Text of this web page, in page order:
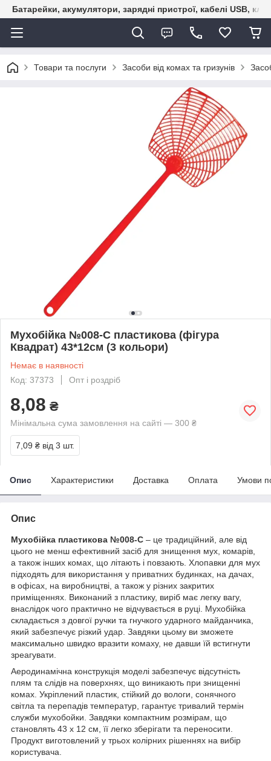
Батарейки, акумулятори, зарядні пристрої, кабелі USB,
Товари та послуги Засоби від комах та гризунів
Мухобійка №008-С пластикова (фігура
Квадрат) 43*12см (3 кольори)
Немає в наявності
Код: 37373
Опт і роздріб
8,08 ₴
Мінімальна сума замовлення на сайті — 300 ₴
7,09 ₴ від 3 шт.
Опис Характеристики Доставка Оплата Умови
Опис
Мухобійка пластикова №008-С – це традиційний, але від
цього не менш ефективний засіб для знищення мух, комарів,
а також інших комах, що літають і повзають. Хлопавки для мух
підходять для використання у приватних будинках, на дачах,
в офісах, на виробництві, а також у різних закритих
приміщеннях. Виконаний з пластику, виріб має легку вагу,
внаслідок чого практично не відчувається в руці. Мухобійка
складається з довгої ручки та гнучкого ударного майданчика,
який забезпечує різкий удар. Завдяки цьому ви зможете
максимально швидко вразити комаху, не давши їй встигнути
зреагувати.
Аеродинамічна конструкція моделі забезпечує відсутність
плям та слідів на поверхнях, що виникають при знищенні
комах. Укріплений пластик, стійкий до вологи, сонячного
світла та перепадів температур, гарантує тривалий термін
служби мухобойки. Завдяки компактним розмірам, що
становлять 43 х 12 см, її легко зберігати та переносити.
Продукт виготовлений у трьох колірних рішеннях на вибір
користувача.